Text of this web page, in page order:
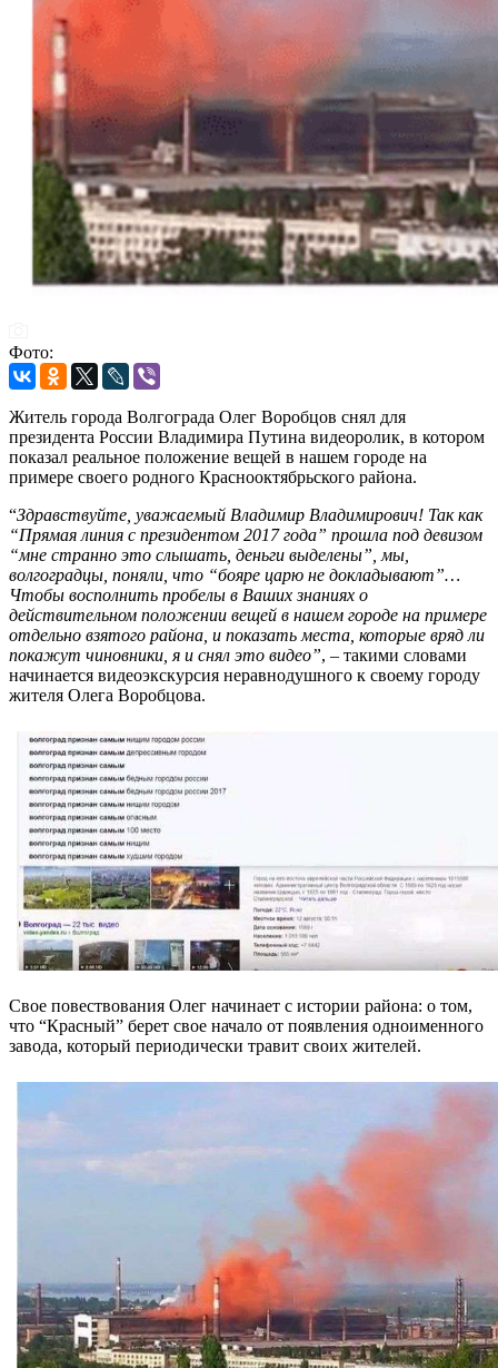
Фото:
Житель города Волгограда Олег Воробцов снял для
президента России Владимира Путина видеоролик, в котором
показал реальное положение вещей в нашем городе на
примере своего родного Краснооктябрьского района.
“Здравствуйте, уважаемый Владимир Владимирович! Так как
“Прямая линия с президентом 2017 года” прошла под девизом
“мне странно это слышать, деньги выделены”, мы,
волгоградцы, поняли, что “бояре царю не докладывают”…
Чтобы восполнить пробелы в Ваших знаниях о
действительном положении вещей в нашем городе на примере
отдельно взятого района, и показать места, которые вряд ли
покажут чиновники, я и снял это видео”, – такими словами
начинается видеоэкскурсия неравнодушного к своему городу
жителя Олега Воробцова.
Свое повествования Олег начинает с истории района: о том,
что “Красный” берет свое начало от появления одноименного
завода, который периодически травит своих жителей.